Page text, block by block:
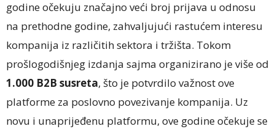
godine očekuju značajno veći broj prijava u odnosu
na prethodne godine, zahvaljujući rastućem interesu
kompanija iz različitih sektora i tržišta. Tokom
prošlogodišnjeg izdanja sajma organizirano je više od
1.000 B2B susreta, što je potvrdilo važnost ove
platforme za poslovno povezivanje kompanija. Uz
novu i unaprijeđenu platformu, ove godine očekuje se